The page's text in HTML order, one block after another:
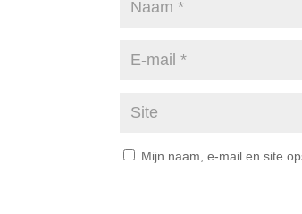
Mijn naam, e-mail en site